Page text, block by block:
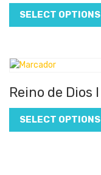
SELECT OPTIONS
Reino de Dios I
SELECT OPTIONS